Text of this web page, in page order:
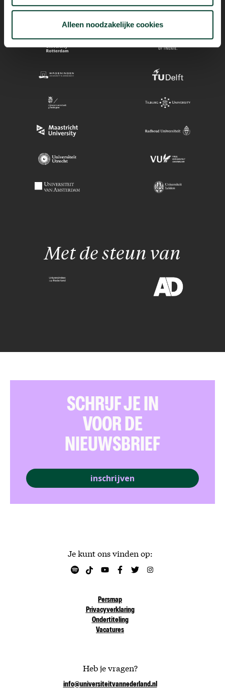
Alleen noodzakelijke cookies
Met de steun van
Je kunt ons vinden op:
Persmap
Privacyverklaring
Ondertiteling
Vacatures
Heb je vragen?
info@universiteitvannederland.nl
SCHRIJF JE IN
VOOR DE
NIEUWSBRIEF
inschrijven